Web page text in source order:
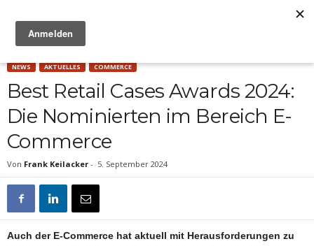
NEWS AKTUELLES COMMERCE
Best Retail Cases Awards 2024:
Die Nominierten im Bereich E-
Commerce
Von Frank Keilacker - 5. September 2024
Auch der E-Commerce hat aktuell mit Herausforderungen zu